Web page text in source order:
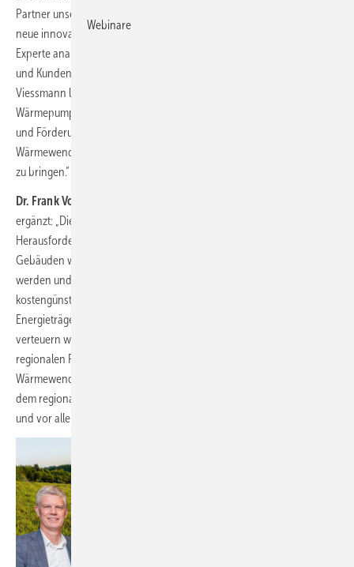
Partner unser bestehendes Produktportfolio weiterentwickelt und um
neue innovative Angebote ergänzt: Als Energie- und Infrastruktur-
Experte analysiert Badenova die Gebäudesituation der Kundinnen
und Kunden vor Ort, um die individuell optimale Lösung zu finden.
Viessmann liefert passgenau die erstklassige Hardware in Form von
Wärmepumpen und kümmert sich um die individuelle Finanzierung
und Förderung. Ein rundum sorgenfreies Paket, um die Energie- und
Wärmewende bezahlbar und zukunftssicher in jeden Privathaushalt
zu bringen.“
Dr. Frank Voßloh, Geschäftsführer Viessmann Deutschland
ergänzt: „Die Wärmewende in Deutschland ist eine Jahrhundert
Herausforderung und auch eine Chance. Die Wärmeversorgung von
Gebäuden wird in Zukunft vor allem mit Wärmepumpen umgesetzt
werden und dadurch ergibt sich mittel- bis langfristig eine
kostengünstigere und nachhaltigere Versorgung als mit fossilen
Energieträgern, die sich durch steigende CO
verteuern werden. Daher freuen wir uns, mit badenova einen starken
regionalen Partner an unserer Seite zu haben, damit die Kunden die
Wärmewende von zu Hause aus machen können. Gemeinsam mit
dem regionalen Handwerk können wir das umsetzen, für uns heute
und vor allem für nachfolgende Generationen.”
Webinare